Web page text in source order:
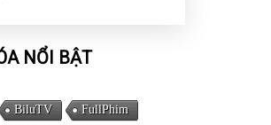
NỔI BẬT
BiluTV
FullPhim